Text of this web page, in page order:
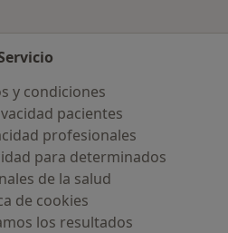
y condiciones
pacientes
profesionales
para determinados
de la salud
de cookies
los resultados